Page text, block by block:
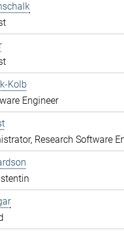
Kolb
Engineer
Research Software